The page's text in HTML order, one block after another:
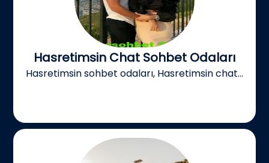
Hasretimsin Chat Sohbet Odaları
Hasretimsin sohbet odaları, Hasretimsin chat...